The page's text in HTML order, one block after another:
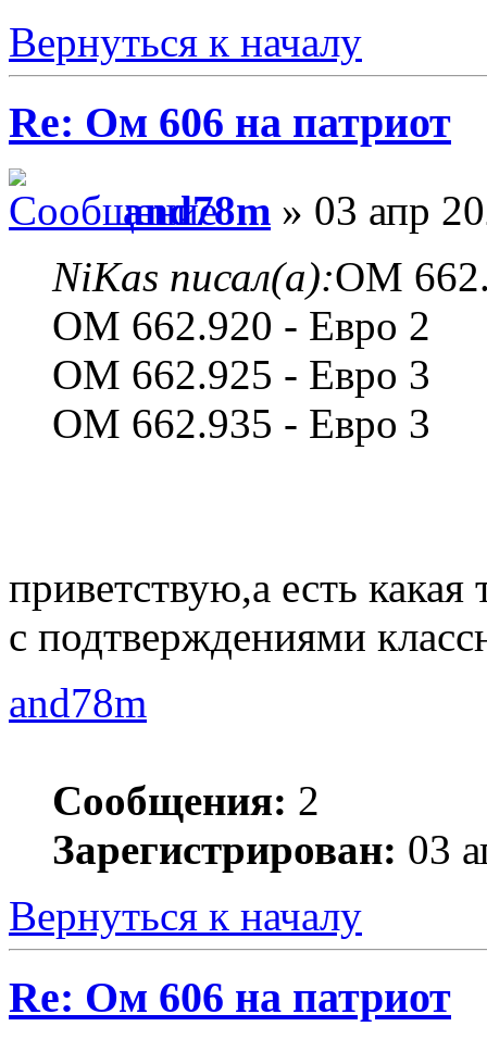
Вернуться к началу
Re: Ом 606 на патриот
and78m » 03 апр
NiKas писал(а):ОМ
ОМ 662.920 - Евро 2
OM 662.925 - Евро 3
ОМ 662.935 - Евро 3
приветствую,а есть
с подтверждениями
and78m
Сообщения: 2
Зарегистрирован: 03
Вернуться к началу
Re: Ом 606 на патриот